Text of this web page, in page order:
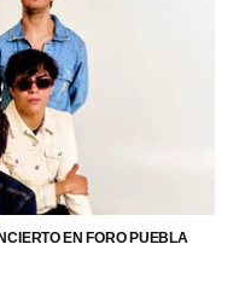
EN FORO PUEBLA